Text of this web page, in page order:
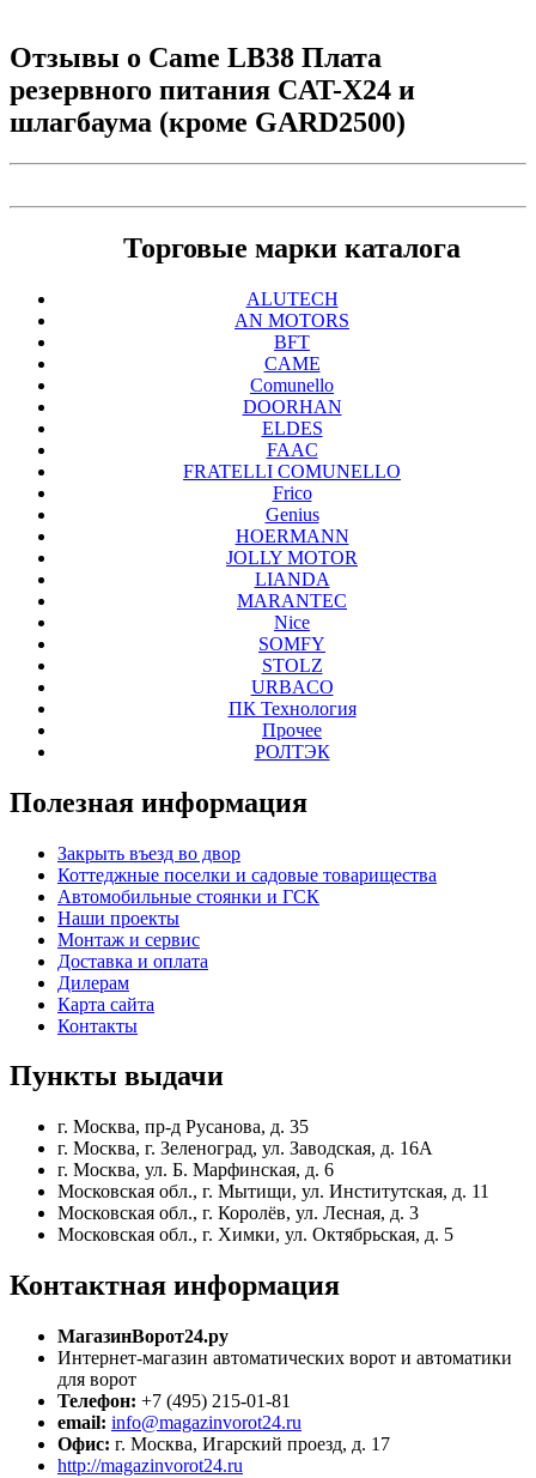
Отзывы о Came LB38 Плата
резервного питания CAT-X24 и
шлагбаума (кроме GARD2500)
Торговые марки каталога
ALUTECH
AN MOTORS
BFT
CAME
Comunello
DOORHAN
ELDES
FAAC
FRATELLI COMUNELLO
Frico
Genius
HOERMANN
JOLLY MOTOR
LIANDA
MARANTEC
Nice
SOMFY
STOLZ
URBACO
ПК Технология
Прочее
РОЛТЭК
Полезная информация
Закрыть въезд во двор
Коттеджные поселки и садовые товарищества
Автомобильные стоянки и ГСК
Наши проекты
Монтаж и сервис
Доставка и оплата
Дилерам
Карта сайта
Контакты
Пункты выдачи
г. Москва, пр-д Русанова, д. 35
г. Москва, г. Зеленоград, ул. Заводская, д. 16А
г. Москва, ул. Б. Марфинская, д. 6
Московская обл., г. Мытищи, ул. Институтская, д. 11
Московская обл., г. Королёв, ул. Лесная, д. 3
Московская обл., г. Химки, ул. Октябрьская, д. 5
Контактная информация
МагазинВорот24.ру
Интернет-магазин автоматических ворот и автоматики
для ворот
Телефон: +7 (495) 215-01-81
email: info@magazinvorot24.ru
Офис: г. Москва, Игарский проезд, д. 17
http://magazinvorot24.ru